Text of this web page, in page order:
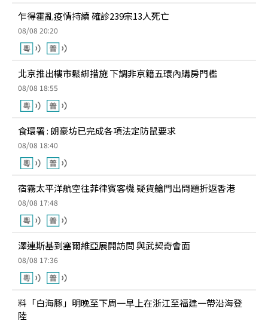
乍得霍亂疫情持續 確診239宗13人死亡
08/08 20:20
北京推出樓市鬆綁措施 下調非京籍五環內購房門檻
08/08 18:55
食環署 : 朗豪坊已完成各項法定防鼠要求
08/08 18:40
宿霧太平洋航空往菲律賓客機 疑貨艙門出問題折返香港
08/08 17:48
澤連斯基到塞爾維亞展開訪問 與武契奇會面
08/08 17:36
料「白海豚」明晚至下周一早上在浙江至福建一帶沿海登
陸